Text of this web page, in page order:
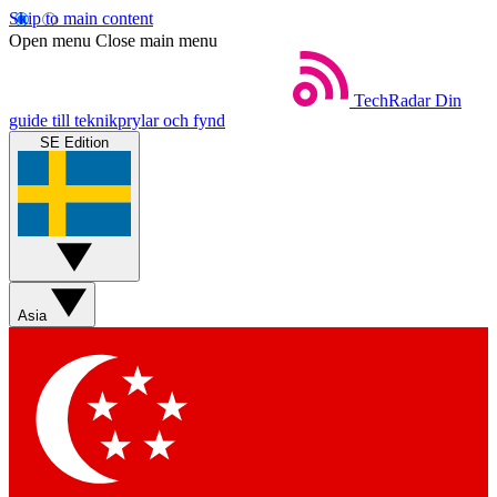
Skip to main content
Open menu Close main menu
TechRadar Din
guide till teknikprylar och fynd
SE Edition
Asia